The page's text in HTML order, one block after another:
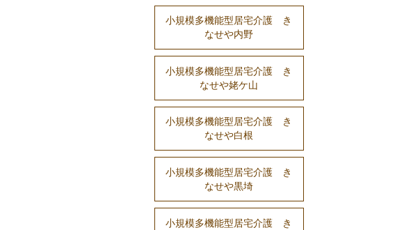
小規模多機能型居宅介護 き
なせや内野
小規模多機能型居宅介護 き
なせや姥ケ山
小規模多機能型居宅介護 き
なせや白根
小規模多機能型居宅介護 き
なせや黒埼
小規模多機能型居宅介護 き